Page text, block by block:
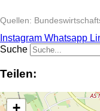
Quellen:
Instagram Whatsapp
Suche
Teilen:
+